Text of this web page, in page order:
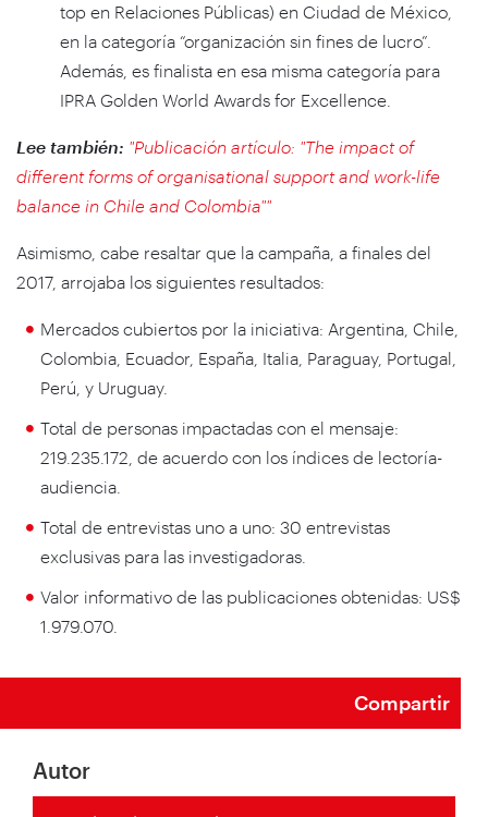
top en Relaciones Públicas) en Ciudad de México,
en la categoría “organización sin fines de lucro”.
Además, es finalista en esa misma categoría para
IPRA Golden World Awards for Excellence.
Lee también: "Publicación artículo: "The impact of
different forms of organisational support and work-life
balance in Chile and Colombia""
Asimismo, cabe resaltar que la campaña, a finales del
2017, arrojaba los siguientes resultados:
Mercados cubiertos por la iniciativa: Argentina, Chile,
Colombia, Ecuador, España, Italia, Paraguay, Portugal,
Perú, y Uruguay.
Total de personas impactadas con el mensaje:
219.235.172, de acuerdo con los índices de lectoría-
audiencia.
Total de entrevistas uno a uno: 30 entrevistas
exclusivas para las investigadoras.
Valor informativo de las publicaciones obtenidas: US$
1.979.070.
Compartir
Autor